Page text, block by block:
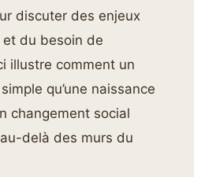
discuter des enjeux
du besoin de
illustre comment un
qu’une naissance
changement social
delà des murs du